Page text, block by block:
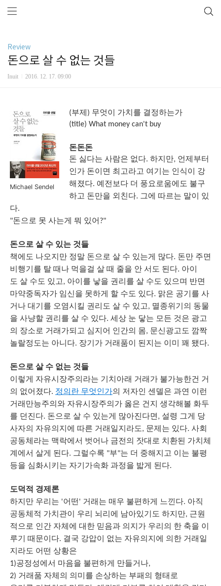
Review
돈으로 살 수 없는 것들
Inuit 2016. 12. 17. 09:00
Michael Sendel
(부제 ) 무엇이 가치를 결정하는가
(title) What money can't buy
돈돈돈
돈 싫다는 사람은 없다. 하지만, 언제부터
인가 돈이면 최고라고 여기는 인식이
강
해졌다. 예전보다 더 풍요로움에도 불구
하고 돈만을 외친다. 그에 따르는 말이
있
다.
"돈으로 못 사는게 뭐 있어 ?"
돈으로 살 수 있는 것들
책에도 나오지만 정말 돈으로 살 수 있는게 많다. 돈만 주면
비행기를 탈 때나 먹을걸 살 때 줄을 안 서도 된다. 아이
도 살 수도 있고, 아이를 낳을 권리를 살 수도 있으며 반면
마약중독자가 임신을 못하게 할 수도 있다. 맑은 공기를 사
거나 대기를 오염시킬 권리도 살 수 있고, 멸종위기의 동물
을 사냥할 권리를 살 수 있다. 세상 눈 닿는 모든 것은 광고
의 장소로 거래가되고 심지어 인간의 몸, 문신광고도 깜짝
놀랄정도는 아니다. 장기가 거래품이 된지는 이미 꽤 됐다.
돈으로 살 수 없는 것들
이렇게 자유시장주의라는 기치아래 거래가 불가능한건 거
의 없어졌다. 정의란 무엇인가의 저자인 센델은 과연 이런
거래만능주의와 자유시장주의가 옳은 건지 생각해볼 화두
를 던진다. 돈으로 살 수 있는게 많아진다면 , 설령 그게 당
사자의 자유의지에 따른 거래일지라도, 문제는 있다. 사회
공동체라는 맥락에서 벗어나 금전의 잣대로 치환된 가치체
계에서 살게 된다. 그럴수록 "부"는 더 중해지고 이는 불평
등을 심화시키는 자기가속화 과정을 밟게 된다.
도덕적 경제론
하지만 우리는 '어떤 ' 거래는 매우 불편하게 느낀다. 아직
공동체적 가치관이 우리 뇌리에 남아있기도 하지만, 근원
적으로 인간 자체에 대한 믿음과 의지가 우리의 한 축을 이
루기
때문이다. 결국 강압이 없는 자유의지에 의한 거래일
지라도 어떤 상황은
1)공정성에서 마음을 불편하게 만들거나,
2) 거래품 자체의 의미를 손상하는 부패의 형태로